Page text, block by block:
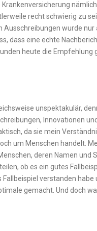
recht schwierig zu
wurde
dass eine echte
heute die Empfehlung
unspektakulär,
Innovationen
da sie mein
um Menschen handelt.
deren Namen und
ob es ein gutes
verstanden
gemacht. Und doch